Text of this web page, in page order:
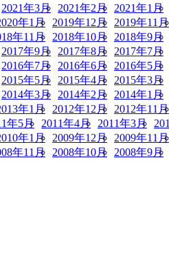
2021年3月 2021年2月 2021年1月
年1月 2019年12月 2019年11月
年11月 2018年10月 2018年9月
2017年9月 2017年8月 2017年7月
2016年7月 2016年6月 2016年5月
2015年5月 2015年4月 2015年3月
2014年3月 2014年2月 2014年1月
年1月 2012年12月 2012年11月
年5月 2011年4月 2011年3月
年1月 2009年12月 2009年11月
年11月 2008年10月 2008年9月